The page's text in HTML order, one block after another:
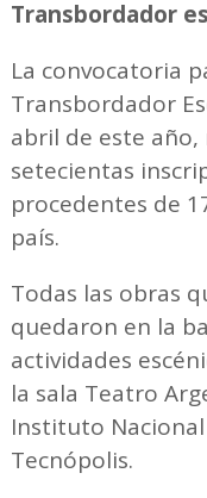
Transbordador
La convocatoria
Transbordador
abril de este
setecientas
procedentes de
país.
Todas las obras
quedaron en la
actividades
la sala Teatro
Instituto
Tecnópolis.